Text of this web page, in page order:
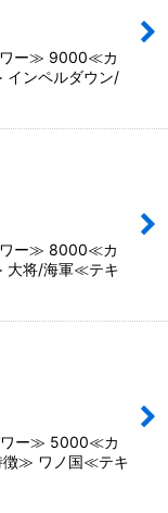
ー≫ 9000≪カ
ンペルダウン/
ー≫ 8000≪カ
将/海軍≪テキ
ー≫ 5000≪カ
≫ ワノ国≪テキ